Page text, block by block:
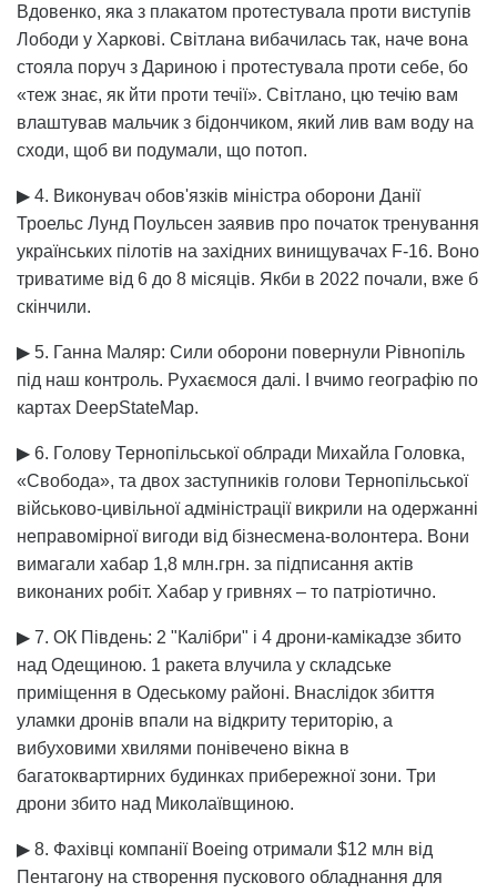
Вдовенко, яка з плакатом протестувала проти виступів
Лободи у Харкові. Світлана вибачилась так, наче вона
стояла поруч з Дариною і протестувала проти себе, бо
«теж знає, як йти проти течії». Світлано, цю течію вам
влаштував мальчик з бідончиком, який лив вам воду на
сходи, щоб ви подумали, що потоп.
▶ 4. Виконувач обов'язків міністра оборони Данії
Троельс Лунд Поульсен заявив про початок тренування
українських пілотів на західних винищувачах F-16. Воно
триватиме від 6 до 8 місяців. Якби в 2022 почали, вже б
скінчили.
▶ 5. Ганна Маляр: Сили оборони повернули Рівнопіль
під наш контроль. Рухаємося далі. І вчимо географію по
картах DeepStateMap.
▶ 6. Голову Тернопільської облради Михайла Головка,
«Свобода», та двох заступників голови Тернопільської
військово-цивільної адміністрації викрили на одержанні
неправомірної вигоди від бізнесмена-волонтера. Вони
вимагали хабар 1,8 млн.грн. за підписання актів
виконаних робіт. Хабар у гривнях – то патріотично.
▶ 7. ОК Південь: 2 "Калібри" і 4 дрони-камікадзе збито
над Одещиною. 1 ракета влучила у складське
приміщення в Одеському районі. Внаслідок збиття
уламки дронів впали на відкриту територію, а
вибуховими хвилями понівечено вікна в
багатоквартирних будинках прибережної зони. Три
дрони збито над Миколаївщиною.
▶ 8. Фахівці компанії Boeing отримали $12 млн від
Пентагону на створення пускового обладнання для